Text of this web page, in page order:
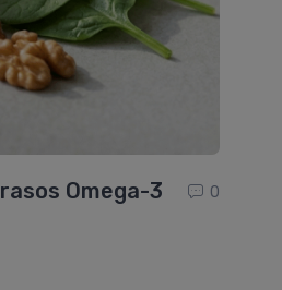
Omega-3 0